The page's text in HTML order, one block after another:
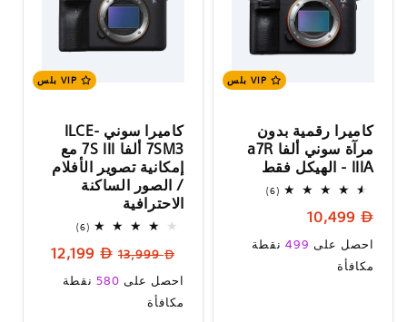
كاميرا رقمية بدون
مرآة سوني ألفا a7R
IIIA - الهيكل فقط
(6)
6
السعر
العادي
السعر
العادي
احصل على 499 نقطة
مكافأة
كاميرا سوني ILCE-
7SM3 ألفا ‎7S III مع
إمكانية تصوير الأفلام
/ الصور الساكنة
الاحترافية
(6)
6
المراجعات
السعر
العادي
13,999
سعر
البيع
سعر
البيع
احصل على 580 نقطة
مكافأة